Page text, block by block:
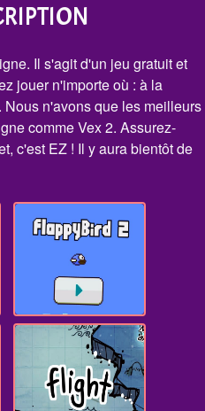
Il s'agit d'un jeu gratuit et
jouer n'importe où : à la
n'avons que les meilleurs
comme Vex 2. Assurez-
c'est EZ ! Il y aura bientôt de